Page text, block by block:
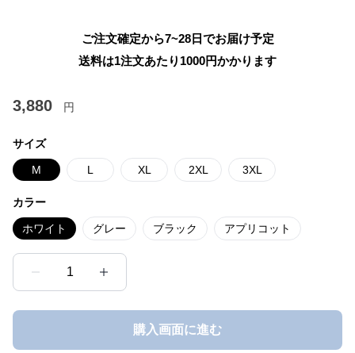
ご注文確定から7~28日でお届け予定
送料は1注文あたり 1000円かかります
3,880 円
サイズ
M L XL 2XL 3XL
カラー
ホワイト グレー ブラック アプリコット
1
購入画面に進む